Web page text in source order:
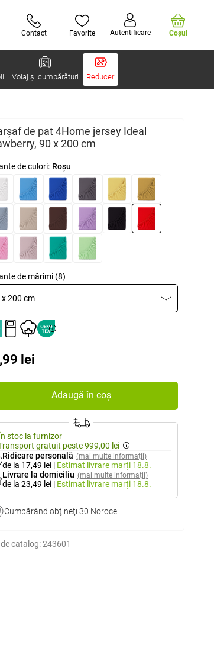
Contact Favorite Autentificare Coşul
Voiaj și cumpărături Reduceri
de pat 4Home jersey Ideal
90 x 200 cm
de culori: Roșu
de mărimi (8)
x 200 cm
lei
Adaugă în coș
stoc la furnizor
gratuit peste 999,00 lei
Ridicare personală (mai multe informații)
de la 17,49 lei | Estimat livrare marți 18.8.
Livrare la domiciliu (mai multe informații)
de la 23,49 lei | Estimat livrare marți 18.8.
Cumpărând obţineţi 30 Norocei
catalog:243601